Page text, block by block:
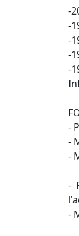
-
-
-
-
-
-
-
-
-
-